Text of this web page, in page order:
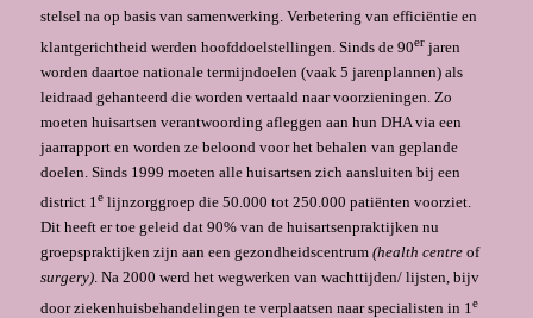
stelsel na op basis van samenwer­king. Verbetering van efficiëntie en
klantgerichtheid werden hoofddoelstellingen. Sinds de 90erjaren
worden daartoe nationale termijndoelen (vaak 5 jarenplan­nen) als
leidraad gehanteerd die worden vertaald naar voorzieningen. Zo
moeten huisartsen verantwoording afleggen aan hun DHA via een
jaarrapport en worden ze beloond voor het behalen van geplande
doelen. Sinds 1999 moeten alle huisartsen zich aansluiten bij een
district 1elijnzorg­groep die 50.000 tot 250.000 patiënten voorziet.
Dit heeft er toe geleid dat 90% van de huisartsenpraktijken nu
groepspraktijken zijn aan een gezondheidscentrum (health centre of
surgery). Na 2000 werd het wegwerken van wachttijden/ lijs­ten, bijv
door ziekenhuisbehandelingen te verplaatsen naar specialisten in 1 e